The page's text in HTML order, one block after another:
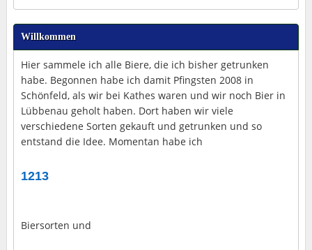
Willkommen
Hier sammele ich alle Biere, die ich bisher getrunken
habe. Begonnen habe ich damit Pfingsten 2008 in
Schönfeld, als wir bei Kathes waren und wir noch Bier in
Lübbenau geholt haben. Dort haben wir viele
verschiedene Sorten gekauft und getrunken und so
entstand die Idee. Momentan habe ich
1213
Biersorten und